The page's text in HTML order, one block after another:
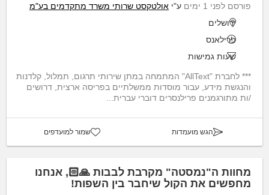
פורסם לפני 1 ימים ע"י אולטקסט שרותי משרד מתקדמים בע"מ
ירושלים
פרילאנס
שעות גמישות
*** לחברת "AllText" המתמחה במתן שירותי תרגום, תמלול, קלדנות
והנגשת מידע, עבור מוסדות ממשלתיים בפריסה ארצית, דרושים
/ות מתורגמנים פרילנסרים דוברי עברית...
הגש מועמדות שמור למועדפים
מחוות ה"נמסטה" מקרבת לבבות 🙏🏻, אנחנו
מחפשים את הקול שיחבר בין השפות!